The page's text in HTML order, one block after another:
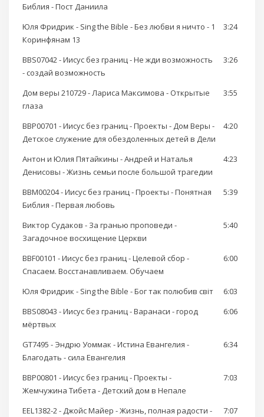
Библия - Пост Даниила
Юля Фридрик - Sing the Bible - Без любви я ничто - 1
Коринфянам 13
3:24
BBS07042 - Иисус без границ - Не жди возможность
- создай возможность
3:26
Дом веры 210729 - Лариса Максимова - Открытые
глаза
3:55
BBP00701 - Иисус без границ - Проекты - Дом Веры -
Детское служение для обездоленных детей в Дели
4:20
Антон и Юлия Пятайкины - Андрей и Наталья
Денисовы - Жизнь семьи после большой трагедии
4:23
BBM00204 - Иисус без границ - Проекты - Понятная
Библия - Первая любовь
5:39
Виктор Судаков - За гранью проповеди -
Загадочное восхищение Церкви
5:40
BBF00101 - Иисус без границ - Целевой сбор -
Спасаем. Восстанавливаем. Обучаем
6:00
Юля Фридрик - Sing the Bible - Бог так полюбив світ
6:03
BBS08043 - Иисус без границ - Варанаси - город
мёртвых
6:06
GT7495 - Эндрю Уоммак - Истина Евангелия -
Благодать - сила Евангелия
6:34
BBP00801 - Иисус без границ - Проекты -
Жемчужина Тибета - Детский дом в Непале
7:03
EEL1382-2 - Джойс Майер - Жизнь, полная радости -
7:07